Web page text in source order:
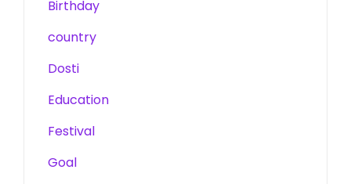
Birthday
country
Dosti
Education
Festival
Goal